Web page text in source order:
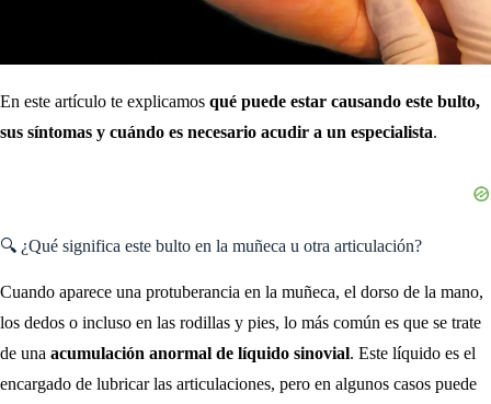
En este artículo te explicamos qué puede estar causando este bulto,
sus síntomas y cuándo es necesario acudir a un especialista.
🔍 ¿Qué significa este bulto en la muñeca u otra articulación?
Cuando aparece una protuberancia en la muñeca, el dorso de la mano,
los dedos o incluso en las rodillas y pies, lo más común es que se trate
de una acumulación anormal de líquido sinovial. Este líquido es el
encargado de lubricar las articulaciones, pero en algunos casos puede